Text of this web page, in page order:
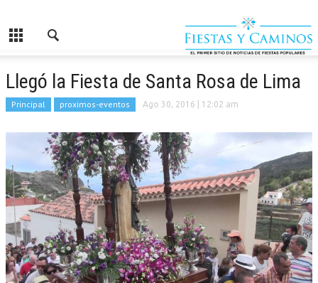
Llegó la Fiesta de Santa Rosa de Lima
Principal proximos-eventos Ago 30, 2016 | 12:02 am